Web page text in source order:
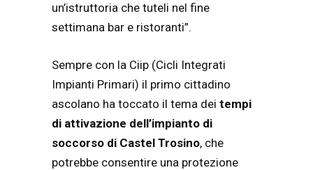
un’istruttoria che tuteli nel fine
settimana bar e ristoranti”.
Sempre con la Ciip (Cicli Integrati
Impianti Primari) il primo cittadino
ascolano ha toccato il tema dei tempi
di attivazione dell’impianto di
soccorso di Castel Trosino, che
potrebbe consentire una protezione